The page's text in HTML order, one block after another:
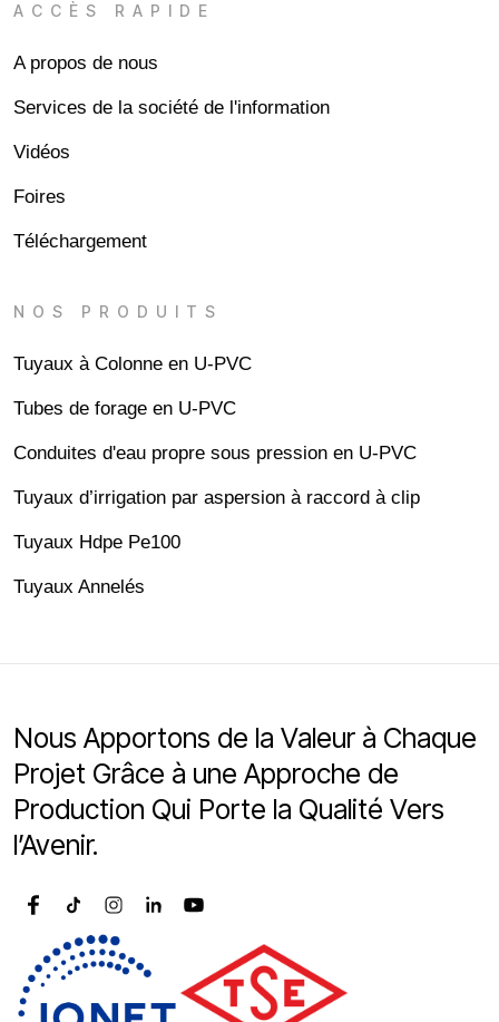
ACCÈS RAPIDE
A propos de nous
Services de la société de l'information
Vidéos
Foires
Téléchargement
NOS PRODUITS
Tuyaux à Colonne en U-PVC
Tubes de forage en U-PVC
Conduites d'eau propre sous pression en U-PVC
Tuyaux d’irrigation par aspersion à raccord à clip
Tuyaux Hdpe Pe100
Tuyaux Annelés
Nous Apportons de la Valeur à Chaque
Projet Grâce à une Approche de
Production Qui Porte la Qualité Vers
l’Avenir.